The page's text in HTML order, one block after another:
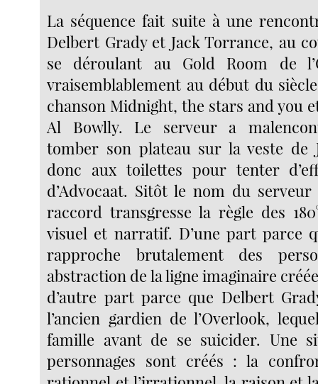
La séquence fait suite à une
Delbert Grady et Jack Torrance, au
se déroulant au Gold Room de
vraisemblablement au début du
chanson Midnight, the stars and you
Al Bowlly. Le serveur a
tomber son plateau sur la veste de
donc aux toilettes pour tenter
d’Advocaat. Sitôt le nom du
raccord transgresse la règle des
visuel et narratif. D’une part parce
rapproche brutalement des
abstraction de la ligne imaginaire
d’autre part parce que Delbert
l’ancien gardien de l’Overlook,
famille avant de se suicider. Une
personnages sont créés : la